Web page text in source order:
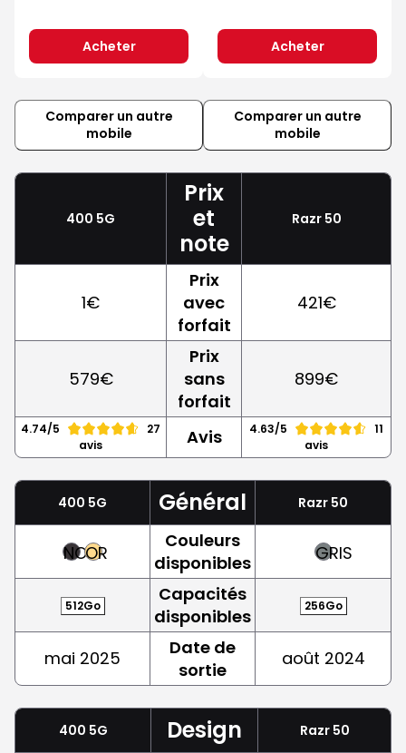
Acheter Acheter
Comparer un autre
mobile
Comparer un autre
mobile
400 5G
Prix
et
note
Razr 50
1€
Prix
avec
forfait
421€
579€
Prix
sans
forfait
899€
4.74/5
27
avis
Avis 4.63/5
11
avis
400 5G Général Razr 50
NOIR
OR
Couleurs
disponibles
GRIS
512Go
Capacités
disponibles
256Go
mai 2025
Date de
sortie
août 2024
400 5G Design Razr 50